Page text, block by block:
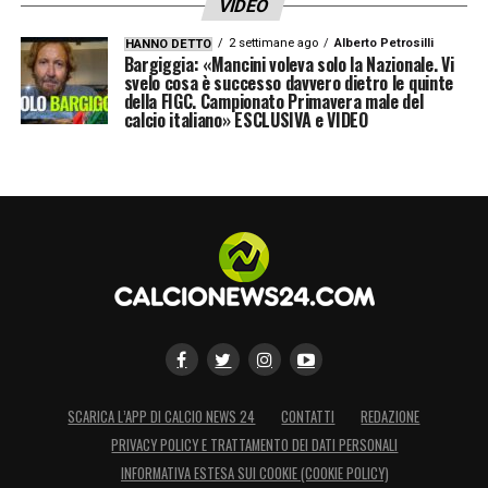
VIDEO
HANNO DETTO 2 settimane ago Alberto Petrosilli
Bargiggia: «Mancini voleva solo la Nazionale. Vi
svelo cosa è successo davvero dietro le quinte
della FIGC. Campionato Primavera male del
calcio italiano» ESCLUSIVA e VIDEO
SCARICA L’APP DI CALCIO NEWS 24 CONTATTI
REDAZIONE
PRIVACY POLICY E TRATTAMENTO DEI DATI PERSONALI
INFORMATIVA ESTESA SUI COOKIE (COOKIE POLICY)